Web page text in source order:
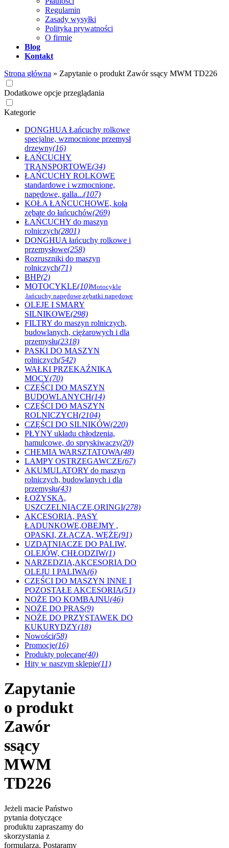
Regulamin
Zasady wysyłki
Polityka prywatności
O firmie
Blog
Kontakt
Strona główna » Zapytanie o produkt Zawór ssący MWM TD226
Dodatkowe opcje przeglądania
Kategorie
DONGHUA Łańcuchy rolkowe
specjalne, wzmocnione przemysł
drzewny(16)
ŁAŃCUCHY
TRANSPORTOWE(34)
ŁAŃCUCHY ROLKOWE
standardowe i wzmocnione,
napędowe, galla...(107)
KOŁA ŁAŃCUCHOWE, koła
zębate do łańcuchów(269)
ŁAŃCUCHY do maszyn
rolniczych(2801)
DONGHUA łańcuchy rolkowe i
przemysłowe(258)
Rozruszniki do maszyn
rolniczych(71)
BHP(2)
MOTOCYKLE(10)Motocykle
,łańcuchy napędowe,zębatki napędowe
OLEJE I SMARY
SILNIKOWE(298)
FILTRY do maszyn rolniczych,
budowlanych, ciężarowych i dla
przemysłu(2318)
PASKI DO MASZYN
rolniczych(542)
WAŁKI PRZEKAŹNIKA
MOCY(70)
CZĘŚCI DO MASZYN
BUDOWLANYCH(14)
CZĘŚCI DO MASZYN
ROLNICZYCH(2104)
CZĘŚCI DO SILNIKÓW(220)
PŁYNY układu chłodzenia,
hamulcowe, do spryskiwaczy(20)
CHEMIA WARSZTATOWA(48)
LAMPY OSTRZEGAWCZE(67)
AKUMULATORY do maszyn
rolniczych, budowlanych i dla
przemysłu(43)
ŁOŻYSKA,
USZCZELNIACZE,ORINGI(278)
AKCESORIA, PASY
ŁADUNKOWE,OBEJMY ,
OPASKI, ZŁĄCZA, WĘŻE(91)
UZDATNIACZE DO PALIW,
OLEJÓW, CHŁODZIW(1)
NARZEDZIA,AKCESORIA DO
OLEJU I PALIWA(6)
CZĘŚCI DO MASZYN INNE I
POZOSTAŁE AKCESORIA(51)
NOŻE DO KOMBAJNU(46)
NOŻE DO PRAS(9)
NOŻE DO PRZYSTAWEK DO
KUKURYDZY(18)
Nowości(58)
Promocje(16)
Produkty polecane(40)
Hity w naszym sklepie(11)
Zapytanie
o produkt
Zawór
ssący
MWM
TD226
Jeżeli macie Państwo
pytania dotyczące
produktu zapraszamy do
skorzystania z
formularza. Postaramy